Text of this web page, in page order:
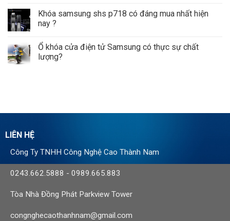
Khóa samsung shs p718 có đáng mua nhất hiện
nay ?
Ổ khóa cửa điện tử Samsung có thực sự chất
lượng?
LIÊN HỆ
Công Ty TNHH Công Nghệ Cao Thành Nam
0243.662.5888 - 0989.665.883
Tòa Nhà Đồng Phát Parkview Tower
congnghecaothanhnam@gmail.com